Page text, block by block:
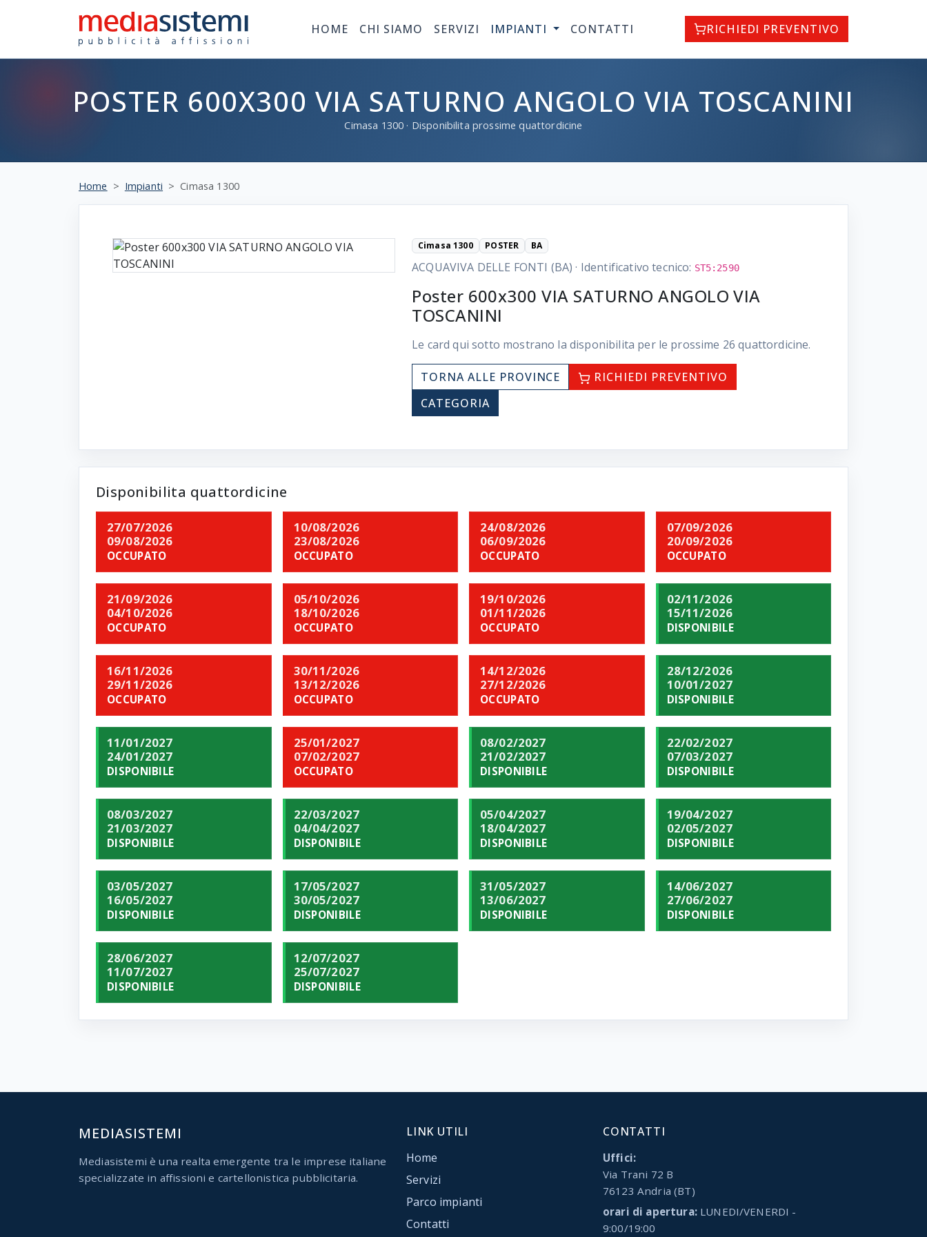
HOME CHI SIAMO SERVIZI IMPIANTI CONTATTI RICHIEDI PREVENTIVO
POSTER 600X300 VIA SATURNO ANGOLO VIA TOSCANINI
Cimasa 1300 · Disponibilita prossime quattordicine
Home Impianti Cimasa 1300
Cimasa 1300 POSTER BA
ACQUAVIVA DELLE FONTI (BA) · Identificativo tecnico: ST5:2590
Poster 600x300 VIA SATURNO ANGOLO VIA
TOSCANINI
Le card qui sotto mostrano la disponibilita per le prossime 26 quattordicine.
TORNA ALLE PROVINCE
RICHIEDI PREVENTIVO
CATEGORIA
Disponibilita quattordicine
27/07/2026
09/08/2026
OCCUPATO
10/08/2026
23/08/2026
OCCUPATO
24/08/2026
06/09/2026
OCCUPATO
07/09/2026
20/09/2026
OCCUPATO
21/09/2026
04/10/2026
OCCUPATO
05/10/2026
18/10/2026
OCCUPATO
19/10/2026
01/11/2026
OCCUPATO
02/11/2026
15/11/2026
DISPONIBILE
16/11/2026
29/11/2026
OCCUPATO
30/11/2026
13/12/2026
OCCUPATO
14/12/2026
27/12/2026
OCCUPATO
28/12/2026
10/01/2027
DISPONIBILE
11/01/2027
24/01/2027
DISPONIBILE
25/01/2027
07/02/2027
OCCUPATO
08/02/2027
21/02/2027
DISPONIBILE
22/02/2027
07/03/2027
DISPONIBILE
08/03/2027
21/03/2027
DISPONIBILE
22/03/2027
04/04/2027
DISPONIBILE
05/04/2027
18/04/2027
DISPONIBILE
19/04/2027
02/05/2027
DISPONIBILE
03/05/2027
16/05/2027
DISPONIBILE
17/05/2027
30/05/2027
DISPONIBILE
31/05/2027
13/06/2027
DISPONIBILE
14/06/2027
27/06/2027
DISPONIBILE
28/06/2027
11/07/2027
DISPONIBILE
12/07/2027
25/07/2027
DISPONIBILE
MEDIASISTEMI
Mediasistemi è una realta emergente tra le imprese italiane
specializzate in affissioni e cartellonistica pubblicitaria.
LINK UTILI
Home
Servizi
Parco impianti
Contatti
CONTATTI
Uffici:
Via Trani 72 B
76123 Andria (BT)
orari di apertura:LUNEDI/VENERDI -
9:00/19:00